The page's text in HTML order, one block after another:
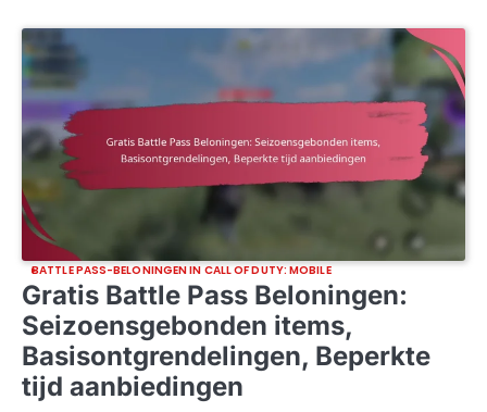
BATTLE PASS-BELONINGEN IN CALL OF DUTY: MOBILE
Gratis Battle Pass Beloningen:
Seizoensgebonden items,
Basisontgrendelingen, Beperkte
tijd aanbiedingen